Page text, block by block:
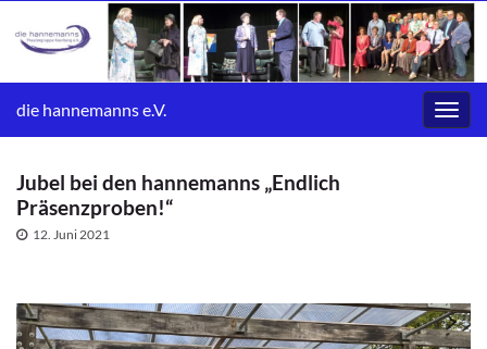
die hannemanns e.V.
Jubel bei den hannemanns „Endlich
Präsenzproben!“
12. Juni 2021